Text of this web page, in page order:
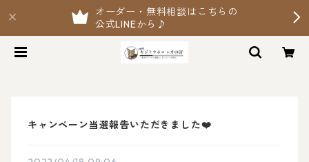
オーダー・無料相談はこちらの
公式LINEから♪
キャンペーン当選報告いただきました❤️